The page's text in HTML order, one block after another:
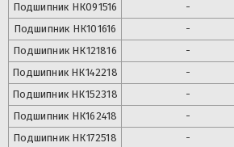
Подшипник НК091516 -
Подшипник НК101616 -
Подшипник НК121816 -
Подшипник НК142218 -
Подшипник НК152318 -
Подшипник НК162418 -
Подшипник НК172518 -